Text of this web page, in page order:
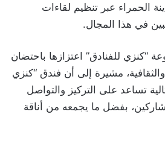
الحمراء عبر تنظيم لقاءات
في هذا المجال.
“كنزي للفنادق” اعتزازها باحتضان
مشيرة إلى أن فندق “كنزي
تساعد على التركيز والتواصل
بفضل ما يجمعه من أناقة